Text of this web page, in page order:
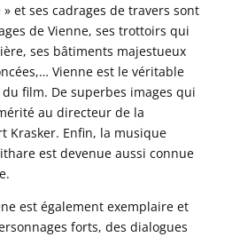
et ses cadrages de travers sont
de Vienne, ses trottoirs qui
ses bâtiments majestueux
Vienne est le véritable
film. De superbes images qui
au directeur de la
Krasker. Enfin, la musique
est devenue aussi connue
est également exemplaire et
forts, des dialogues